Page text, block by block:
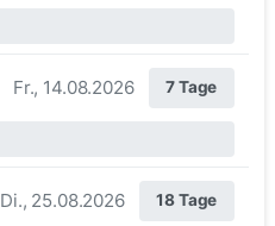
Fr., 14.08.2026 7 Tage
Di., 25.08.2026 18 Tage